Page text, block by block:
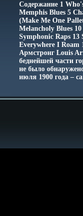
Содержание 1
Memphis Blues 5
(Make Me One
Melancholy Blues
Symphonic Raps
Everywhere I Roam
Армстронг Louis
беднейшей части
не было
июля 1900 года –